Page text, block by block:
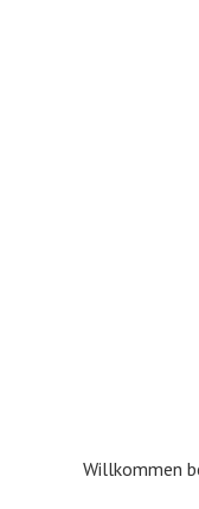
Willkommen